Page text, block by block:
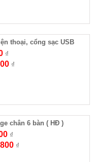
thoại, cổng sạc USB
₫
₫
chân 6 bàn ( HĐ )
₫
₫